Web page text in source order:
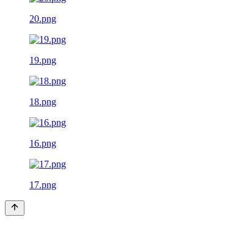
20.png
19.png
18.png
16.png
17.png